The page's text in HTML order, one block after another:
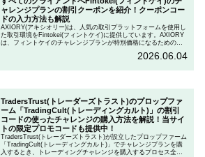
ャレンジプランの割引クーポンを紹介！クーポンコー
ドの入力方法も解説
AXIORY(アキシオリー)は、人気の取引プラットフォームを使用し
た取引環境をFintokei(フィントケイ)に提供しています。AXIORY
は、フィントケイのチャレンジプランが特別価格になるためのク
ランを申し込むときのクーポンコードを入力して割引にする方法
2026.06.04
TradersTrust(トレーダーズトラスト)のプロップファ
ーム「TradingCult(トレーディングカルト)」の割引
コードの使ったチャレンジの購入方法を解説！当サイ
トの限定プロモコードも提供中！
TradersTrust(トレーダーズトラスト)が設立したプロップファーム
「TradingCult(トレーディングカルト)」でチャレンジプランを購
入するとき、トレーディングチャレンジを購入するプロセス全体